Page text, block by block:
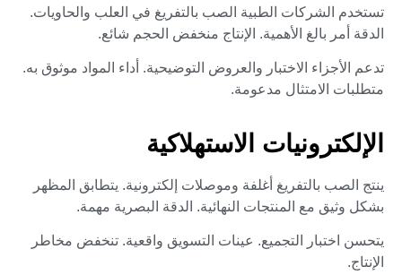
تستخدم الشركات الطبية الصب بالتفريغ في العلب والحاويات.
الدقة أمر بالغ الأهمية. الإنتاج منخفض الحجم شائع.
تدعم الأجزاء الاختبار والعروض التوضيحية. أداء المواد موثوق به.
متطلبات الامتثال مدعومة.
الإلكترونيات الاستهلاكية
ينتج الصب بالتفريغ أغلفة وموصلات إلكترونية. يتطابق المظهر
بشكل وثيق مع المنتجات النهائية. الدقة البصرية مهمة.
يتحسن اختبار التجميع. عينات التسويق واقعية. تنخفض مخاطر
الإنتاج.